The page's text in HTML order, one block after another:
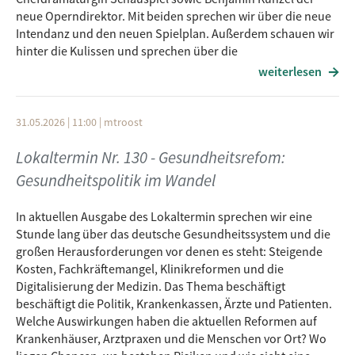
neue Operndirektor. Mit beiden sprechen wir über die neue
Intendanz und den neuen Spielplan. Außerdem schauen wir
hinter die Kulissen und sprechen über die
Herausforderungen moderner Theaterarbeit und wie
dem Theateralltag sowie eine Ausblick auf die Premieren der
Lokaltermin.
Gäste: Petra Schiller, Benjamin Künzel
Moderation: Michael Troost
weiterlesen
31.05.2026 | 11:00 | mtroost
Lokaltermin Nr. 130 - Gesundheitsrefom:
Gesundheitspolitik im Wandel
In aktuellen Ausgabe des Lokaltermin sprechen wir eine
Stunde lang über das deutsche Gesundheitssystem und die
großen Herausforderungen vor denen es steht: Steigende
Kosten, Fachkräftemangel, Klinikreformen und die
Digitalisierung der Medizin. Das Thema beschäftigt
beschäftigt die Politik, Krankenkassen, Ärzte und Patienten.
Welche Auswirkungen haben die aktuellen Reformen auf
Krankenhäuser, Arztpraxen und die Menschen vor Ort? Wo